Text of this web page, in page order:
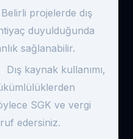
Belirli projelerde dış
duyulduğunda
sağlanabilir.
Dış kaynak kullanımı,
SGK ve vergi
edersiniz.